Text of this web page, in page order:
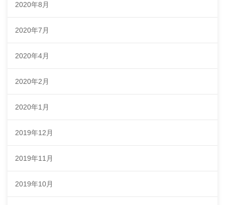
2020年8月
2020年7月
2020年4月
2020年2月
2020年1月
2019年12月
2019年11月
2019年10月